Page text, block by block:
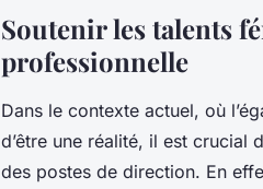
Soutenir les talents
professionnelle
Dans le contexte actuel, où
d’être une réalité, il est crucial
des postes de direction. En